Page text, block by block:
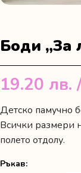
Боди „За
19.20 лв.
Детско памучно
Всички размери
полето отдолу.
Ръкав